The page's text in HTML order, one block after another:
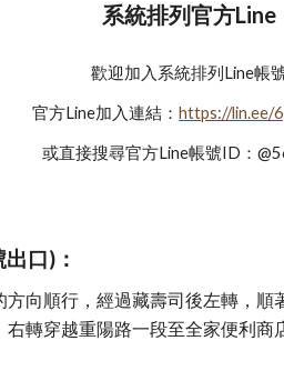
系統排列官方Line
歡迎加入系統排列Line帳
官方Line加入連結：https://lin.ee/
或直接搜尋官方Line帳號ID：
口)：
向順行，經過藏壽司後左轉，順
轉穿越重陽路一段至全家便利商